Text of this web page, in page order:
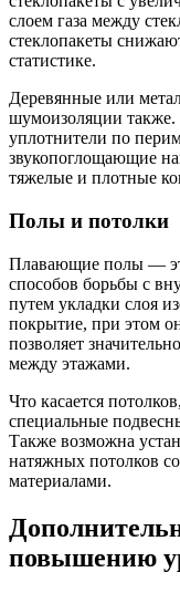
слоем газа между
стеклопакеты
статистике.
Деревянные или
шумоизоляции
уплотнители по
звукопоглощающие
тяжелые и плотные
Полы и потолки
Плавающие полы —
способов борьбы с
путем укладки слоя
покрытие, при этом
позволяет
между этажами.
Что касается
специальные
Также возможна
натяжных потолков
материалами.
повышению